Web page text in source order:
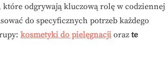
odgrywają kluczową rolę w codziennej
do specyficznych potrzeb każdego
kosmetyki do pielęgnacji oraz te